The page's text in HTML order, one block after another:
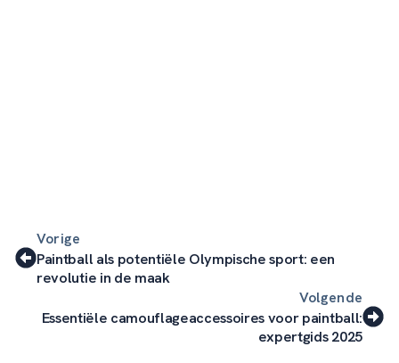
Vorige
Paintball als potentiële Olympische sport: een
revolutie in de maak
Volgende
Essentiële camouflageaccessoires voor paintball:
expertgids 2025